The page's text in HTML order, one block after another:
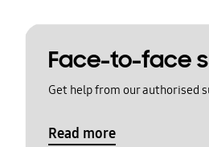
Face-to-face
Get help from our authorised
Read more